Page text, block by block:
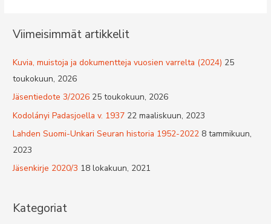
17.00–
Viimeisimmät artikkelit
Kuvia, muistoja ja dokumentteja vuosien varrelta (2024) 25
toukokuun, 2026
Jäsentiedote 3/2026 25 toukokuun, 2026
Kodolányi Padasjoella v. 1937 22 maaliskuun, 2023
Lahden Suomi-Unkari Seuran historia 1952-2022 8 tammikuun,
2023
Jäsenkirje 2020/3 18 lokakuun, 2021
Kategoriat